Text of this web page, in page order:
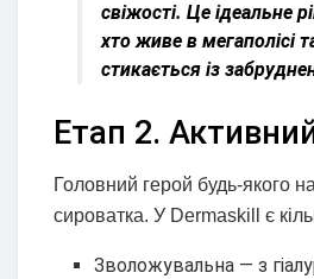
свіжості. Це ідеальне
хто живе в мегаполісі
стикається із
Етап 2.
Головний герой будь-якого
сироватка. У Dermaskill є
Зволожувальна — з